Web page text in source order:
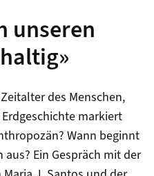
unseren
des Menschen,
markiert
Wann beginnt
Ein Gespräch mit der